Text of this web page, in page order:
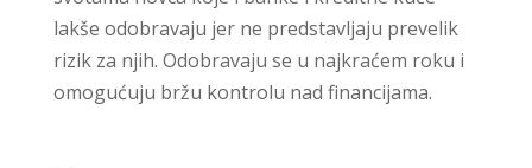
lakše odobravaju jer ne predstavljaju prevelik
rizik za njih. Odobravaju se u najkraćem roku i
omogućuju bržu kontrolu nad financijama.